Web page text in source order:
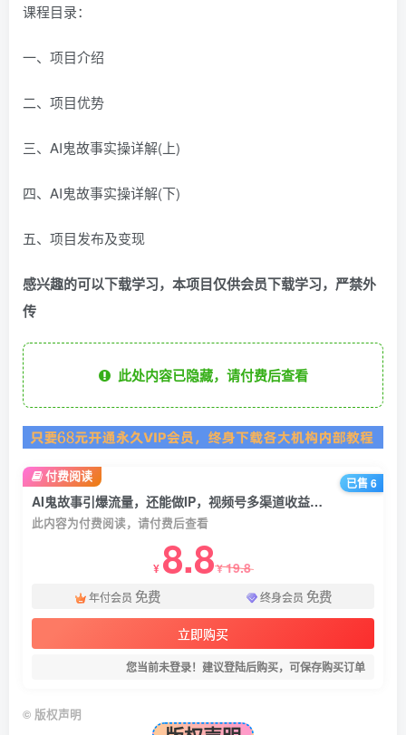
课程目录：
一、项目介绍
二、项目优势
三、AI鬼故事实操详解(上)
四、AI鬼故事实操详解(下)
五、项目发布及变现
感兴趣的可以下载学习，本项目仅供会员下载学习，严禁外
传
此处内容已隐藏，请付费后查看
AI鬼故事引爆流量，还能做IP，视频号多渠道收益单日1k+，小白副业、工作室放大的最佳选择
此内容为付费阅读，请付费后查看
¥ 8.8¥19.8
年付会员 免费 终身会员 免费
立即购买
您当前未登录！建议登陆后购买，可保存购买订单
付费阅读 已售 6
© 版权声明